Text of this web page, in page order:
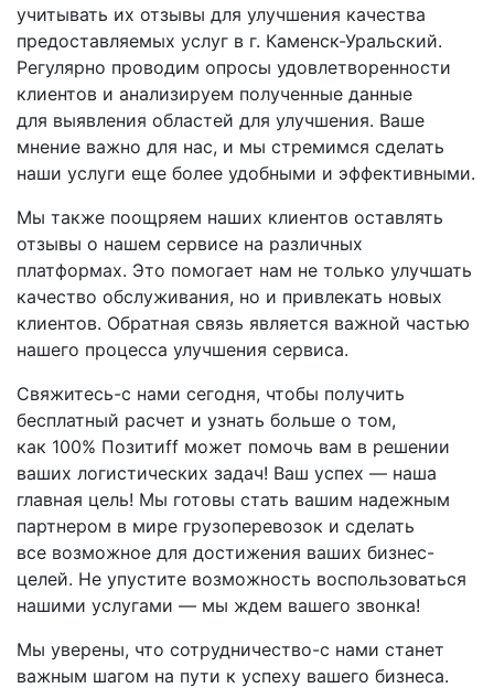
учитывать их отзывы для улучшения качества
предоставляемых услуг в г. Каменск-Уральский.
Регулярно проводим опросы удовлетворенности
клиентов и анализируем полученные данные
для выявления областей для улучшения. Ваше
мнение важно для нас, и мы стремимся сделать
наши услуги еще более удобными и эффективными.
Мы также поощряем наших клиентов оставлять
отзывы о нашем сервисе на различных
платформах. Это помогает нам не только улучшать
качество обслуживания, но и привлекать новых
клиентов. Обратная связь является важной частью
нашего процесса улучшения сервиса.
Свяжитесь-с нами сегодня, чтобы получить
бесплатный расчет и узнать больше о том,
как 100% Позитиff может помочь вам в решении
ваших логистических задач! Ваш успех — наша
главная цель! Мы готовы стать вашим надежным
партнером в мире грузоперевозок и сделать
все возможное для достижения ваших бизнес-
целей. Не упустите возможность воспользоваться
нашими услугами — мы ждем вашего звонка!
Мы уверены, что сотрудничество-с нами станет
важным шагом на пути к успеху вашего бизнеса.